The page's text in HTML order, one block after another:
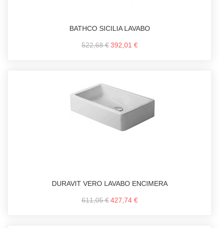
BATHCO SICILIA LAVABO
522,68 € 392,01 €
DURAVIT VERO LAVABO ENCIMERA
611,05 € 427,74 €